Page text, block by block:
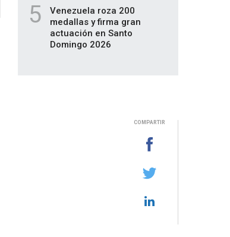
5
Venezuela roza 200
medallas y firma gran
actuación en Santo
Domingo 2026
COMPARTIR